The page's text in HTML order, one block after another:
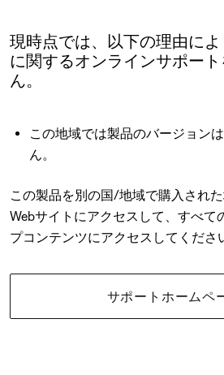
現時点では、以下の理由に
に関するオンラインサポー
ん。
この地域では製品のバージョン
ん。
この製品を別の国/地域で購入され
Webサイトにアクセスして、すべて
プコンテンツにアクセスしてくださ
サポートホームペ